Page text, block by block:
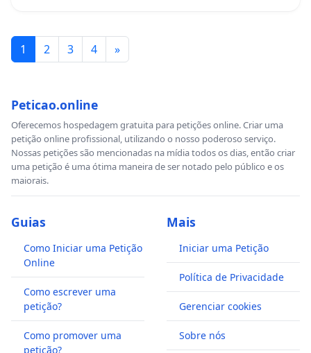
1 2 3 4 »
Peticao.online
Oferecemos hospedagem gratuita para petições online. Criar uma
petição online profissional, utilizando o nosso poderoso serviço.
Nossas petições são mencionadas na mídia todos os dias, então criar
uma petição é uma ótima maneira de ser notado pelo público e os
maiorais.
Guias
Como Iniciar uma Petição
Online
Como escrever uma
petição?
Como promover uma
petição?
Mais
Iniciar uma Petição
Política de Privacidade
Gerenciar cookies
Sobre nós